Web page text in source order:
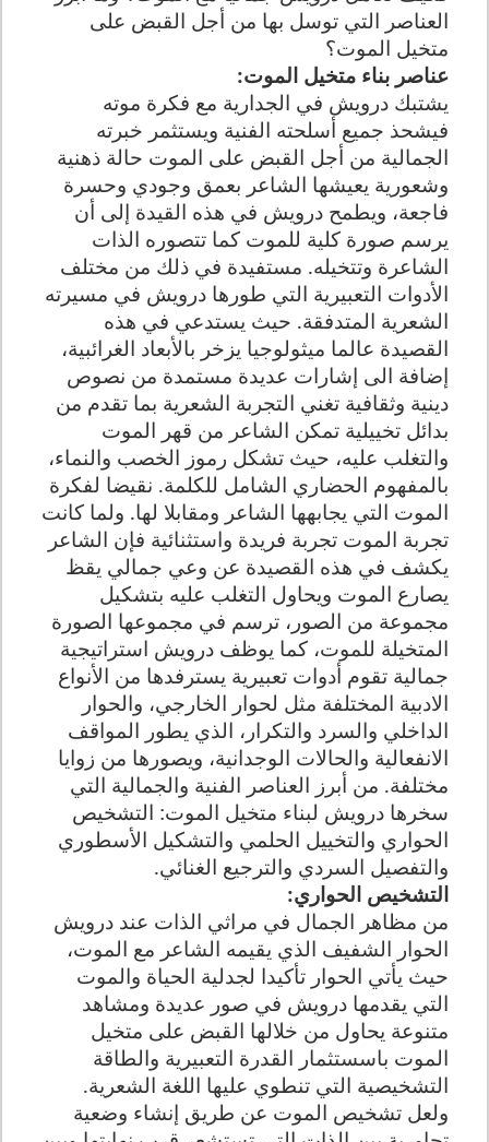
العناصر التي توسل بها من أجل القبض على
متخيل الموت؟
عناصر بناء متخيل الموت:
يشتبك درويش في الجدارية مع فكرة موته
فيشحذ جميع أسلحته الفنية ويستثمر خبرته
الجمالية من أجل القبض على الموت حالة ذهنية
وشعورية يعيشها الشاعر بعمق وجودي وحسرة
فاجعة، ويطمح درويش في هذه القيدة إلى أن
يرسم صورة كلية للموت كما تتصوره الذات
الشاعرة وتتخيله. مستفيدة في ذلك من مختلف
الأدوات التعبيرية التي طورها درويش في مسيرته
الشعرية المتدفقة. حيث يستدعي في هذه
القصيدة عالما ميثولوجيا يزخر بالأبعاد الغرائبية،
إضافة الى إشارات عديدة مستمدة من نصوص
دينية وثقافية تغني التجربة الشعرية بما تقدم من
بدائل تخييلية تمكن الشاعر من قهر الموت
والتغلب عليه، حيث تشكل رموز الخصب والنماء،
بالمفهوم الحضاري الشامل للكلمة. نقيضا لفكرة
الموت التي يجابهها الشاعر ومقابلا لها. ولما كانت
تجربة الموت تجربة فريدة واستثنائية فإن الشاعر
يكشف في هذه القصيدة عن وعي جمالي يقظ
يصارع الموت ويحاول التغلب عليه بتشكيل
مجموعة من الصور، ترسم في مجموعها الصورة
المتخيلة للموت، كما يوظف درويش استراتيجية
جمالية تقوم أدوات تعبيرية يسترفدها من الأنواع
الادبية المختلفة مثل لحوار الخارجي، والحوار
الداخلي والسرد والتكرار، الذي يطور المواقف
الانفعالية والحالات الوجدانية، ويصورها من زوايا
مختلفة. من أبرز العناصر الفنية والجمالية التي
سخرها درويش لبناء متخيل الموت: التشخيص
الحواري والتخييل الحلمي والتشكيل الأسطوري
والتفصيل السردي والترجيع الغنائي.
التشخيص الحواري:
من مظاهر الجمال في مراثي الذات عند درويش
الحوار الشفيف الذي يقيمه الشاعر مع الموت،
حيث يأتي الحوار تأكيدا لجدلية الحياة والموت
التي يقدمها درويش في صور عديدة ومشاهد
متنوعة يحاول من خلالها القبض على متخيل
الموت باسستثمار القدرة التعبيرية والطاقة
التشخيصية التي تنطوي عليها اللغة الشعرية.
ولعل تشخيص الموت عن طريق إنشاء وضعية